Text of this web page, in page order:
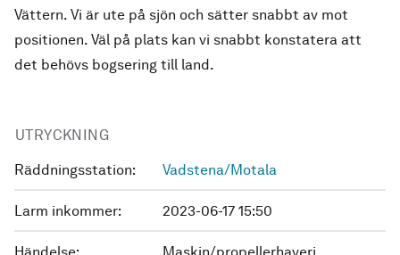
Vättern. Vi är ute på sjön och sätter snabbt av mot
positionen. Väl på plats kan vi snabbt konstatera att
det behövs bogsering till land.
UTRYCKNING
Räddningsstation: Vadstena/Motala
Larm inkommer: 2023-06-17 15:50